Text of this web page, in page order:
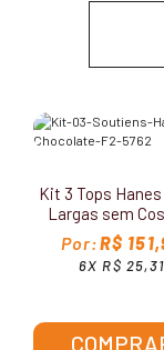
Kit 3 Tops
Largas sem
5762
R$
6X R$ 25,31